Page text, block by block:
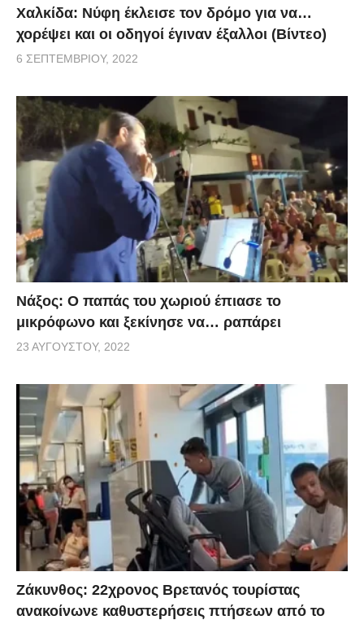
Χαλκίδα: Νύφη έκλεισε τον δρόμο για να…
χορέψει και οι οδηγοί έγιναν έξαλλοι (Βίντεο)
6 ΣΕΠΤΕΜΒΡΊΟΥ, 2022
Νάξος: Ο παπάς του χωριού έπιασε το
μικρόφωνο και ξεκίνησε να… ραπάρει
23 ΑΥΓΟΎΣΤΟΥ, 2022
Ζάκυνθος: 22χρονος Βρετανός τουρίστας
ανακοίνωνε καθυστερήσεις πτήσεων από το